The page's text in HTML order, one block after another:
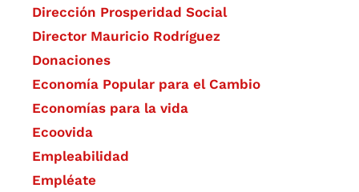
Dirección Prosperidad Social
Director Mauricio Rodríguez
Donaciones
Economía Popular para el Cambio
Economías para la vida
Ecoovida
Empleabilidad
Empléate